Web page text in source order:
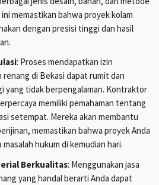
memastikan bahwa proyek kolam
dengan presisi tinggi dan hasil
: Proses mendapatkan izin
renang di Bekasi dapat rumit dan
yang tidak berpengalaman. Kontraktor
memiliki pemahaman tentang
setempat. Mereka akan membantu
memastikan bahwa proyek Anda
hukum di kemudian hari.
Berkualitas: Menggunakan jasa
yang handal berarti Anda dapat